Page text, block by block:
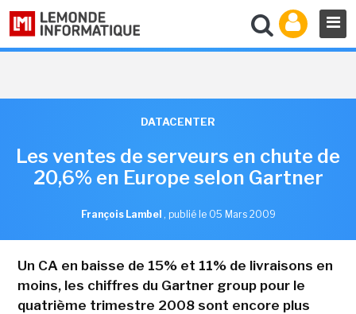
DATACENTER
Les ventes de serveurs en chute de
20,6% en Europe selon Gartner
François Lambel , publié le 05 Mars 2009
Un CA en baisse de 15% et 11% de livraisons en
moins, les chiffres du Gartner group pour le
quatrième trimestre 2008 sont encore plus